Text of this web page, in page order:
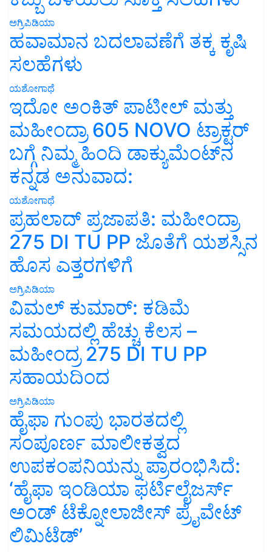
ಅಗ್ರಿಪಿಡಿಯಾ
ಹವಾಮಾನ ಬದಲಾವಣೆಗೆ ತಕ್ಕ ಕೃಷಿ
ಸಲಹೆಗಳು
ಯಶೋಗಾಥೆ
ಇದೋ ಅಂಕಿತ್ ಪಾಟೀಲ್ ಮತ್ತು
ಮಹೀಂದ್ರಾ 605 NOVO ಟ್ರಾಕ್ಟರ್
ಬಗ್ಗೆ ನಿಮ್ಮ ಹಿಂದಿ ಡಾಕ್ಯುಮೆಂಟ್‌ನ
ಕನ್ನಡ ಅನುವಾದ:
ಯಶೋಗಾಥೆ
ಪ್ರಹಲಾದ್ ಪ್ರಜಾಪತಿ: ಮಹೀಂದ್ರಾ
275 DI TU PP ಜೊತೆಗೆ ಯಶಸ್ಸಿನ
ಹೊಸ ಎತ್ತರಗಳಿಗೆ
ಅಗ್ರಿಪಿಡಿಯಾ
ವಿಮಲ್ ಕುಮಾರ್: ಕಡಿಮೆ
ಸಮಯದಲ್ಲಿ ಹೆಚ್ಚು ಕೆಲಸ –
ಮಹೀಂದ್ರ 275 DI TU PP
ಸಹಾಯದಿಂದ
ಅಗ್ರಿಪಿಡಿಯಾ
ಹೈಫಾ ಗುಂಪು ಭಾರತದಲ್ಲಿ
ಸಂಪೂರ್ಣ ಮಾಲೀಕತ್ವದ
ಉಪಕಂಪನಿಯನ್ನು ಪ್ರಾರಂಭಿಸಿದೆ:
‘ಹೈಫಾ ಇಂಡಿಯಾ ಫರ್ಟಿಲೈಜರ್ಸ್
ಅಂಡ್ ಟೆಕ್ನೋಲಾಜೀಸ್ ಪ್ರೈವೇಟ್
ಲಿಮಿಟೆಡ್’